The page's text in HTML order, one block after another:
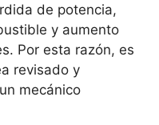
de potencia,
y aumento
Por esta razón, es
revisado y
mecánico